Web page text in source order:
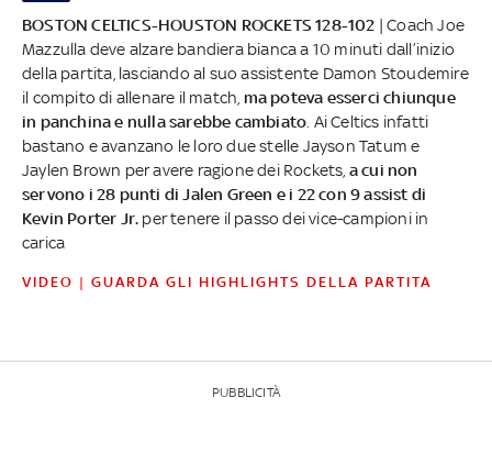
BOSTON CELTICS-HOUSTON ROCKETS 128-102 | Coach Joe
Mazzulla deve alzare bandiera bianca a 10 minuti dall’inizio
della partita, lasciando al suo assistente Damon Stoudemire
il compito di allenare il match, ma poteva esserci chiunque
in panchina e nulla sarebbe cambiato . Ai Celtics infatti
bastano e avanzano le loro due stelle Jayson Tatum e
Jaylen Brown per avere ragione dei Rockets, a cui non
servono i 28 punti di Jalen Green e i 22 con 9 assist di
Kevin Porter Jr. per tenere il passo dei vice-campioni in
carica
VIDEO | GUARDA GLI HIGHLIGHTS DELLA PARTITA
PUBBLICITÀ